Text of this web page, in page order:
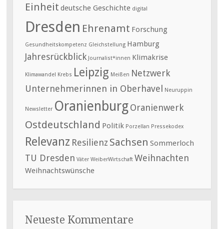
Einheit deutsche Geschichte digital
Dresden Ehrenamt Forschung
Gesundheitskompetenz Gleichstellung Hamburg
Jahresrückblick Journalist*innen Klimakrise
Klimawandel Krebs Leipzig Meißen Netzwerk
Unternehmerinnen in Oberhavel
Neuruppin
Newsletter OranienburgOranienwerk
Ostdeutschland Politik Porzellan Pressekodex
Relevanz Resilienz Sachsen Sommerloch
TU Dresden Väter WeiberWirtschaft Weihnachten
Weihnachtswünsche
Neueste Kommentare